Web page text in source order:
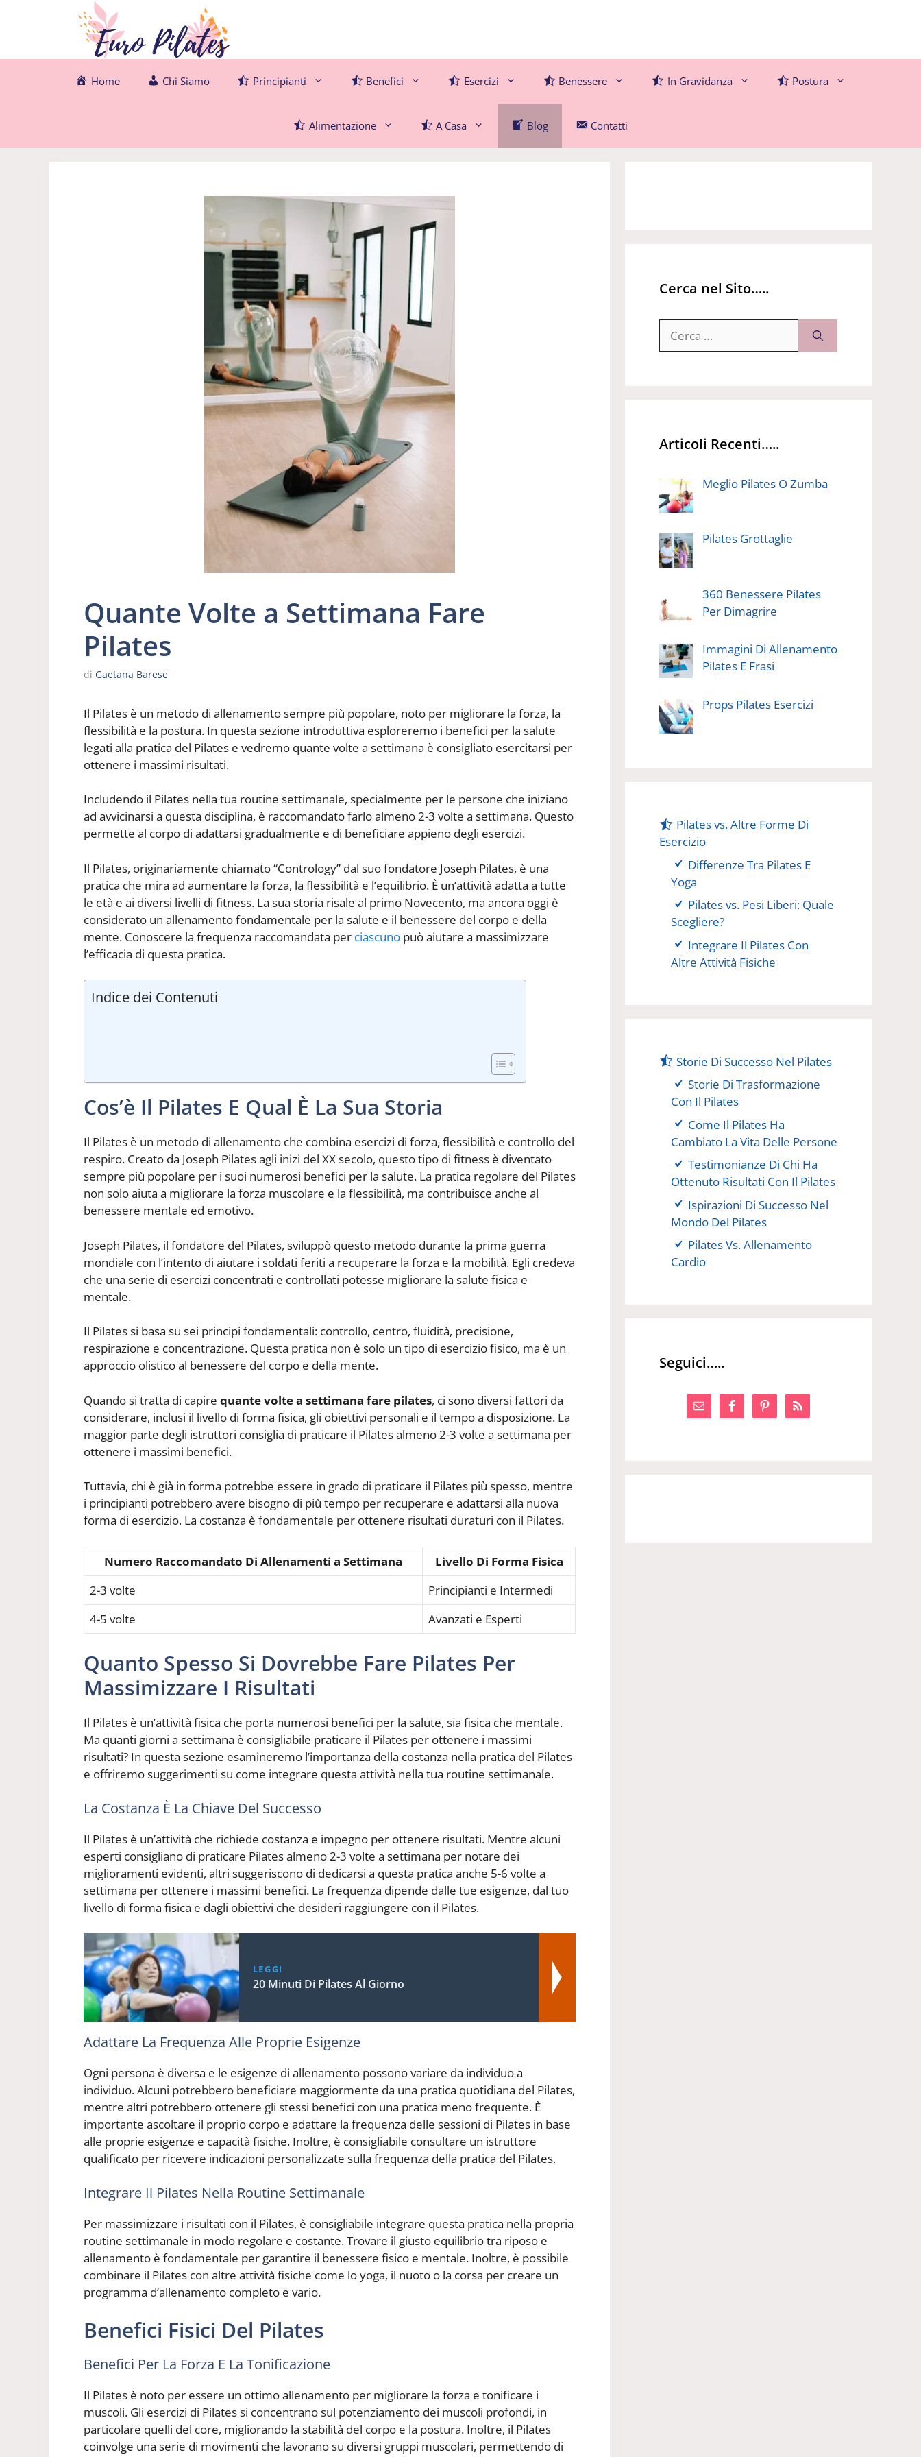
Home Chi Siamo Principianti Benefici Esercizi Benessere In Gravidanza Postura
Alimentazione A Casa Blog Contatti
Quante Volte a Settimana Fare
Pilates
di Gaetana Barese
Il Pilates è un metodo di allenamento sempre più popolare, noto per migliorare la forza, la
flessibilità e la postura. In questa sezione introduttiva esploreremo i benefici per la salute
legati alla pratica del Pilates e vedremo quante volte a settimana è consigliato esercitarsi per
ottenere i massimi risultati.
Includendo il Pilates nella tua routine settimanale, specialmente per le persone che iniziano
ad avvicinarsi a questa disciplina, è raccomandato farlo almeno 2-3 volte a settimana. Questo
permette al corpo di adattarsi gradualmente e di beneficiare appieno degli esercizi.
Il Pilates, originariamente chiamato “Contrology” dal suo fondatore Joseph Pilates, è una
pratica che mira ad aumentare la forza, la flessibilità e l’equilibrio. È un’attività adatta a tutte
le età e ai diversi livelli di fitness. La sua storia risale al primo Novecento, ma ancora oggi è
considerato un allenamento fondamentale per la salute e il benessere del corpo e della
mente. Conoscere la frequenza raccomandata per ciascuno può aiutare a massimizzare
l’efficacia di questa pratica.
Indice dei Contenuti
Cos’è Il Pilates E Qual È La Sua Storia
Il Pilates è un metodo di allenamento che combina esercizi di forza, flessibilità e controllo del
respiro. Creato da Joseph Pilates agli inizi del XX secolo, questo tipo di fitness è diventato
sempre più popolare per i suoi numerosi benefici per la salute. La pratica regolare del Pilates
non solo aiuta a migliorare la forza muscolare e la flessibilità, ma contribuisce anche al
benessere mentale ed emotivo.
Joseph Pilates, il fondatore del Pilates, sviluppò questo metodo durante la prima guerra
mondiale con l’intento di aiutare i soldati feriti a recuperare la forza e la mobilità. Egli credeva
che una serie di esercizi concentrati e controllati potesse migliorare la salute fisica e
mentale.
Il Pilates si basa su sei principi fondamentali: controllo, centro, fluidità, precisione,
respirazione e concentrazione. Questa pratica non è solo un tipo di esercizio fisico, ma è un
approccio olistico al benessere del corpo e della mente.
Quando si tratta di capire quante volte a settimana fare pilates, ci sono diversi fattori da
considerare, inclusi il livello di forma fisica, gli obiettivi personali e il tempo a disposizione. La
maggior parte degli istruttori consiglia di praticare il Pilates almeno 2-3 volte a settimana per
ottenere i massimi benefici.
Tuttavia, chi è già in forma potrebbe essere in grado di praticare il Pilates più spesso, mentre
i principianti potrebbero avere bisogno di più tempo per recuperare e adattarsi alla nuova
forma di esercizio. La costanza è fondamentale per ottenere risultati duraturi con il Pilates.
Numero Raccomandato Di Allenamenti a Settimana
Livello Di Forma Fisica
2-3 volte
Principianti e Intermedi
4-5 volte
Avanzati e Esperti
Quanto Spesso Si Dovrebbe Fare Pilates Per
Massimizzare I Risultati
Il Pilates è un’attività fisica che porta numerosi benefici per la salute, sia fisica che mentale.
Ma quanti giorni a settimana è consigliabile praticare il Pilates per ottenere i massimi
risultati? In questa sezione esamineremo l’importanza della costanza nella pratica del Pilates
e offriremo suggerimenti su come integrare questa attività nella tua routine settimanale.
La Costanza È La Chiave Del Successo
Il Pilates è un’attività che richiede costanza e impegno per ottenere risultati. Mentre alcuni
esperti consigliano di praticare Pilates almeno 2-3 volte a settimana per notare dei
miglioramenti evidenti, altri suggeriscono di dedicarsi a questa pratica anche 5-6 volte a
settimana per ottenere i massimi benefici. La frequenza dipende dalle tue esigenze, dal tuo
livello di forma fisica e dagli obiettivi che desideri raggiungere con il Pilates.
LEGGI
20 Minuti Di Pilates Al Giorno
Adattare La Frequenza Alle Proprie Esigenze
Ogni persona è diversa e le esigenze di allenamento possono variare da individuo a
individuo. Alcuni potrebbero beneficiare maggiormente da una pratica quotidiana del Pilates,
mentre altri potrebbero ottenere gli stessi benefici con una pratica meno frequente. È
importante ascoltare il proprio corpo e adattare la frequenza delle sessioni di Pilates in base
alle proprie esigenze e capacità fisiche. Inoltre, è consigliabile consultare un istruttore
qualificato per ricevere indicazioni personalizzate sulla frequenza della pratica del Pilates.
Integrare Il Pilates Nella Routine Settimanale
Per massimizzare i risultati con il Pilates, è consigliabile integrare questa pratica nella propria
routine settimanale in modo regolare e costante. Trovare il giusto equilibrio tra riposo e
allenamento è fondamentale per garantire il benessere fisico e mentale. Inoltre, è possibile
combinare il Pilates con altre attività fisiche come lo yoga, il nuoto o la corsa per creare un
programma d’allenamento completo e vario.
Benefici Fisici Del Pilates
Benefici Per La Forza E La Tonificazione
Il Pilates è noto per essere un ottimo allenamento per migliorare la forza e tonificare i
muscoli. Gli esercizi di Pilates si concentrano sul potenziamento dei muscoli profondi, in
particolare quelli del core, migliorando la stabilità del corpo e la postura. Inoltre, il Pilates
coinvolge una serie di movimenti che lavorano su diversi gruppi muscolari, permettendo di
Cerca nel Sito…..
per:
Articoli Recenti…..
Meglio Pilates O Zumba
Pilates Grottaglie
360 Benessere Pilates
Per Dimagrire
Immagini Di Allenamento
Pilates E Frasi
Props Pilates Esercizi
Pilates vs. Altre Forme Di
Esercizio
Differenze Tra Pilates E
Yoga
Pilates vs. Pesi Liberi: Quale
Scegliere?
Integrare Il Pilates Con
Altre Attività Fisiche
Storie Di Successo Nel Pilates
Storie Di Trasformazione
Con Il Pilates
Come Il Pilates Ha
Cambiato La Vita Delle Persone
Testimonianze Di Chi Ha
Ottenuto Risultati Con Il Pilates
Ispirazioni Di Successo Nel
Mondo Del Pilates
Pilates Vs. Allenamento
Cardio
Seguici…..